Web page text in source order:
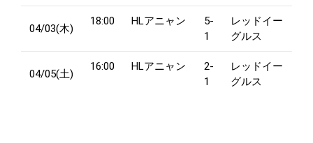
04/03(木)
18:00 HLアニャン
5-
1
レッドイー
グルス
04/05(土)
16:00 HLアニャン
2-
1
レッドイー
グルス